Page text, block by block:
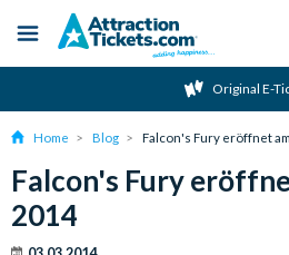
content
Menu
Original E-
Home Blog Falcon's Fury eröffnet
Falcon's Fury
2014